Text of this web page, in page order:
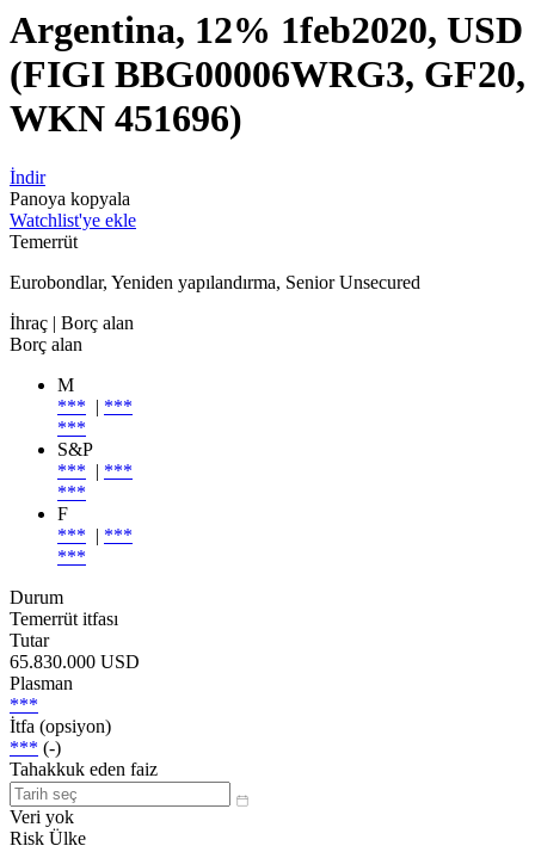
Argentina, 12% 1feb2020, USD
(FIGI BBG00006WRG3, GF20,
WKN 451696)
İndir
Panoya kopyala
Watchlist'ye ekle
Temerrüt
Eurobondlar, Yeniden yapılandırma, Senior Unsecured
İhraç | Borç alan
Borç alan
M
*** | ***
***
S&P
*** | ***
***
F
*** | ***
***
Durum
Temerrüt itfası
Tutar
65.830.000 USD
Plasman
***
İtfa (opsiyon)
*** (-)
Tahakkuk eden faiz
Veri yok
Risk Ülke